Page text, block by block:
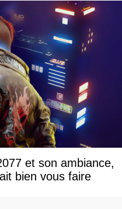
et son ambiance,
bien vous faire